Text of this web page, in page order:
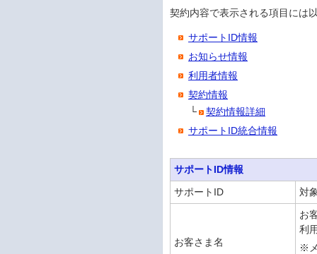
契約内容で表示される項目には
サポートID情報
お知らせ情報
利用者情報
契約情報
└
契約情報詳細
サポートID統合情報
サポートID情報
サポートID
対
お客さま名
お
利
※